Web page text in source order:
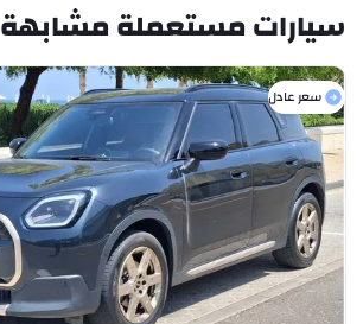
سيارات مستعملة مشابهة
سعر عادل